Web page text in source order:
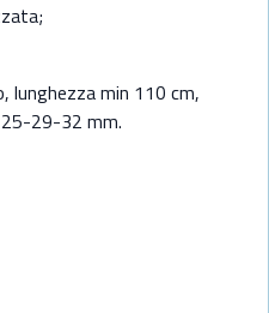
lunghezza min 110 cm,
29-32 mm.